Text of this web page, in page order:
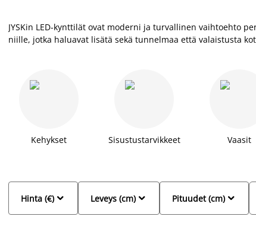
JYSKin LED-kynttilät ovat moderni ja turvallinen vaihtoehto
niille, jotka haluavat lisätä sekä tunnelmaa että valaistusta
Kehykset Sisustustarvikkeet Vaasit

Hinta (€) 
Leveys (cm) 
Pituudet (cm)